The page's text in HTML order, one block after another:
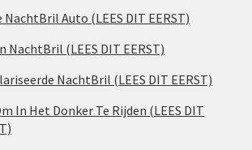
NachtBril Auto (LEES DIT EERST)
NachtBril (LEES DIT EERST)
NachtBril (LEES DIT EERST)
In Het Donker Te Rijden (LEES DIT